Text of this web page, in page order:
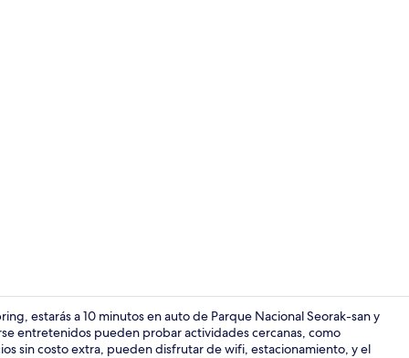
estarás a 10 minutos en auto de Parque Nacional Seorak-san y
entretenidos pueden probar actividades cercanas, como
sin costo extra, pueden disfrutar de wifi, estacionamiento, y el